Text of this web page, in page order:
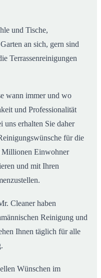
und Tische,
an sich, gern sind
Terrassenreinigungen
wann immer und wo
und Professionalität
uns erhalten Sie daher
für die
Millionen Einwohner
und mit Ihren
Cleaner haben
Reinigung und
Ihnen täglich für alle
Wünschen im